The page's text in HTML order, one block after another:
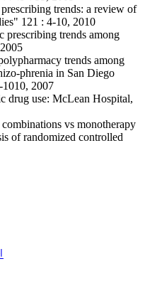
trends: a review of
121 : 4-10, 2010
trends among
trends among
phrenia in San Diego
2007
drug use: McLean Hospital,
vs monotherapy
of randomized controlled